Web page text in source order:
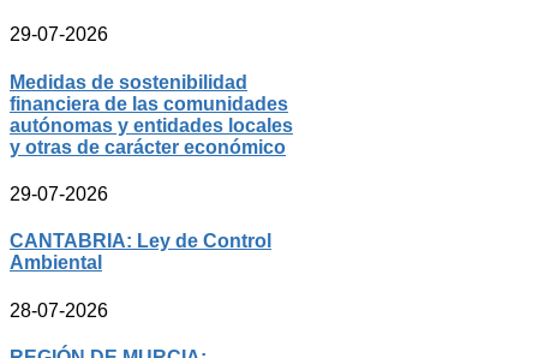
29-07-2026
Medidas de sostenibilidad
financiera de las comunidades
autónomas y entidades locales
y otras de carácter económico
29-07-2026
CANTABRIA: Ley de Control
Ambiental
28-07-2026